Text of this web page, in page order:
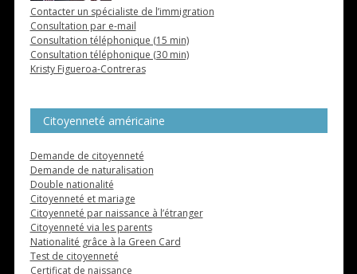
Contacter un spécialiste de l’immigration
Consultation par e-mail
Consultation téléphonique (15 min)
Consultation téléphonique (30 min)
Kristy Figueroa-Contreras
Citoyenneté américaine
Demande de citoyenneté
Demande de naturalisation
Double nationalité
Citoyenneté et mariage
Citoyenneté par naissance à l’étranger
Citoyenneté via les parents
Nationalité grâce à la Green Card
Test de citoyenneté
Certificat de naissance